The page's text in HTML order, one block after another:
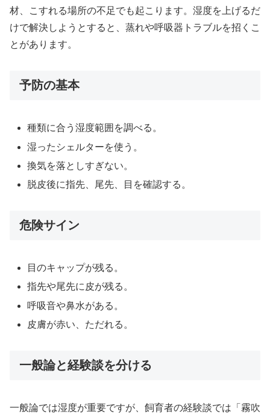
材、こすれる場所の不足でも起こります。湿度を上げるだ
けで解決しようとすると、蒸れや呼吸器トラブルを招くこ
とがあります。
予防の基本
種類に合う湿度範囲を調べる。
湿ったシェルターを使う。
換気を落としすぎない。
脱皮後に指先、尾先、目を確認する。
危険サイン
目のキャップが残る。
指先や尾先に皮が残る。
呼吸音や鼻水がある。
皮膚が赤い、ただれる。
一般論と経験談を分ける
一般論では湿度が重要ですが、飼育者の経験談では「霧吹